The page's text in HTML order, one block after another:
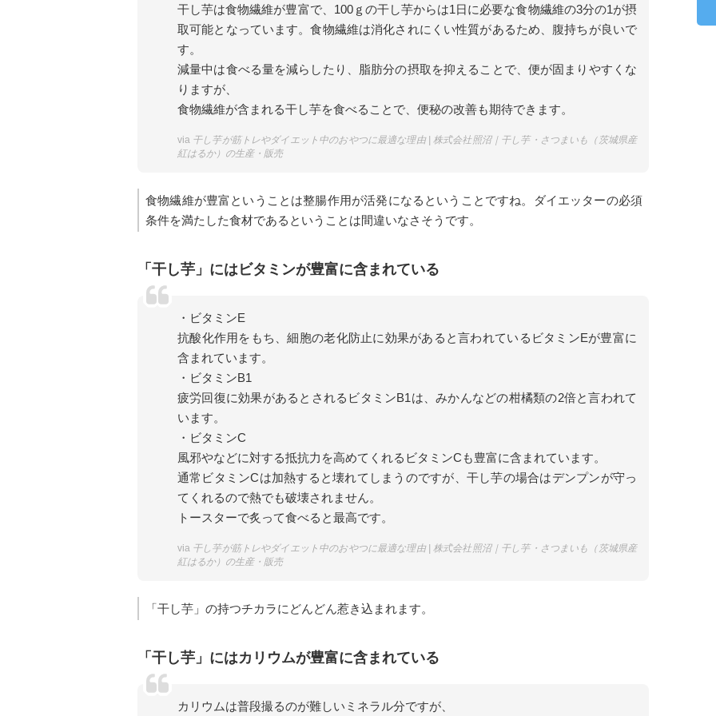
干し芋は食物繊維が豊富で、100ｇの干し芋からは1日に必要な食物繊維の3分の1が摂
取可能となっています。食物繊維は消化されにくい性質があるため、腹持ちが良いで
す。
減量中は食べる量を減らしたり、脂肪分の摂取を抑えることで、便が固まりやすくな
りますが、
食物繊維が含まれる干し芋を食べることで、便秘の改善も期待できます。
via 干し芋が筋トレやダイエット中のおやつに最適な理由 | 株式会社照沼｜干し芋・さつまいも（茨城県産
紅はるか）の生産・販売
食物繊維が豊富ということは整腸作用が活発になるということですね。ダイエッターの必須
条件を満たした食材であるということは間違いなさそうです。
「干し芋」にはビタミンが豊富に含まれている
・ビタミンE
抗酸化作用をもち、細胞の老化防止に効果があると言われているビタミンEが豊富に
含まれています。
・ビタミンB1
疲労回復に効果があるとされるビタミンB1は、みかんなどの柑橘類の2倍と言われて
います。
・ビタミンC
風邪やなどに対する抵抗力を高めてくれるビタミンCも豊富に含まれています。
通常ビタミンCは加熱すると壊れてしまうのですが、干し芋の場合はデンプンが守っ
てくれるので熱でも破壊されません。
トースターで炙って食べると最高です。
via 干し芋が筋トレやダイエット中のおやつに最適な理由 | 株式会社照沼｜干し芋・さつまいも（茨城県産
紅はるか）の生産・販売
「干し芋」の持つチカラにどんどん惹き込まれます。
「干し芋」にはカリウムが豊富に含まれている
カリウムは普段撮るのが難しいミネラル分ですが、